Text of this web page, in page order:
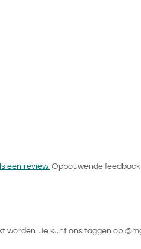
een review. Opbouwende
worden. Je kunt ons taggen op